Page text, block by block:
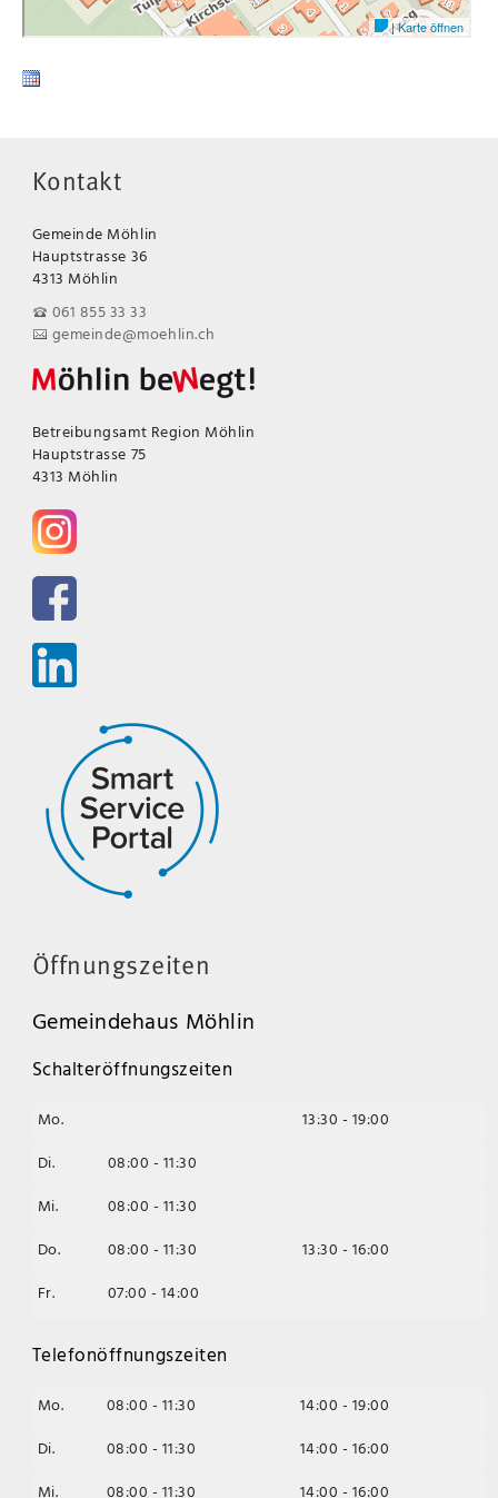
Kontakt
Gemeinde Möhlin
Hauptstrasse 36
4313 Möhlin
061 855 33 33
gemeinde@moehlin.ch
Betreibungsamt Region Möhlin
Hauptstrasse 75
4313 Möhlin
Öffnungszeiten
Gemeindehaus Möhlin
Schalteröffnungszeiten
Mo.
13:30 - 19:00
Di.
08:00 - 11:30
Mi.
08:00 - 11:30
Do.
08:00 - 11:30
13:30 - 16:00
Fr.
07:00 - 14:00
Telefonöffnungszeiten
Mo. 08:00 - 11:30
14:00 - 19:00
Di.
08:00 - 11:30
14:00 - 16:00
Mi.
08:00 - 11:30
14:00 - 16:00